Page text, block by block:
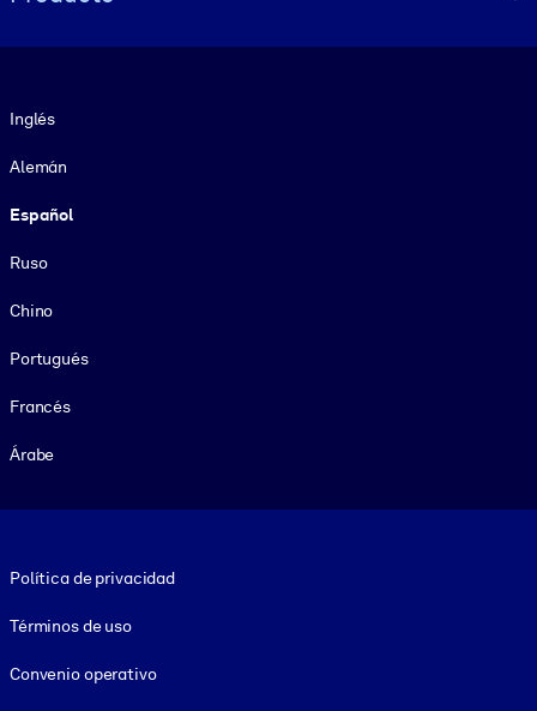
Inglés
Alemán
Español
Ruso
Chino
Portugués
Francés
Árabe
Política de privacidad
Términos de uso
Convenio operativo